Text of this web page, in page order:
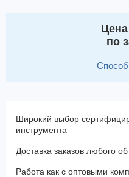
по
Широкий выбор
инструмента
Доставка заказов любого
Работа как с оптовыми